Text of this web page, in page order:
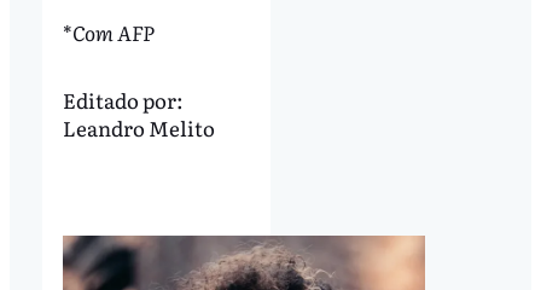
*Com AFP
Editado por:
Leandro Melito